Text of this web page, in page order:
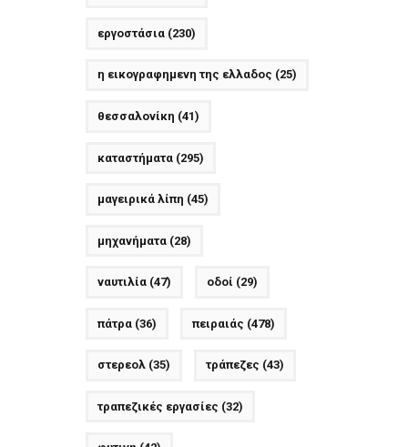
εργοστάσια(230)
η εικογραφημενη της ελλαδος (25)
θεσσαλονίκη (41)
καταστήματα(295)
μαγειρικά λίπη (45)
μηχανήματα(28)
ναυτιλία(47) οδοί (29)
πάτρα(36) πειραιάς (478)
στερεολ(35) τράπεζες (43)
τραπεζικές εργασίες (32)